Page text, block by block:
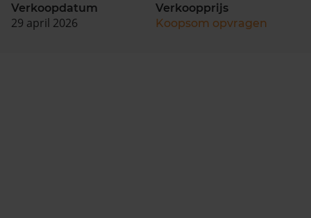
Verkoopdatum
29 april 2026
Verkoopprijs
Koopsom opvragen